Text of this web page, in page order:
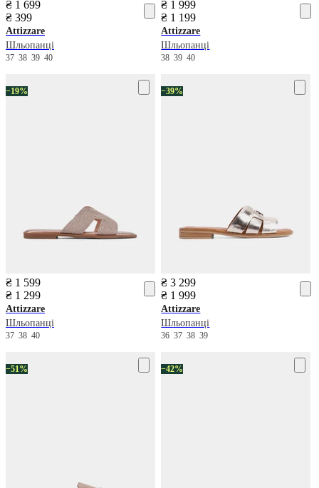
₴ 1 699
₴ 399
Attizzare
Шльопанці
37 38 39 40
₴ 1 999
₴ 1 199
Attizzare
Шльопанці
383940
−19%
₴ 1 599
₴ 1 299
Attizzare
Шльопанці
37 38 40
−39%
₴ 3 299
₴ 1 999
Attizzare
Шльопанці
36373839
−51% −42%